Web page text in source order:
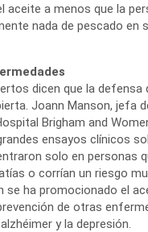
aceite a menos que la
nada de pescado en
dicen que la defensa
Joann Manson, jefa
Brigham and
ensayos clínicos
solo en personas
o corrían un riesgo
se ha promocionado el
de otras
y la depresión.